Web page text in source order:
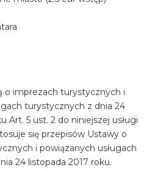
o imprezach turystycznych i
turystycznych z dnia 24
Art. 5 ust. 2 do niniejszej usługi
się przepisów Ustawy o
i powiązanych usługach
24 listopada 2017 roku.